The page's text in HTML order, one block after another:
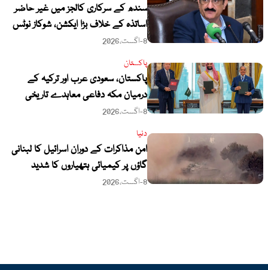
سندھ کے سرکاری کالجز میں غیر حاضر
اساتذہ کے خلاف بڑا ایکشن، شوکاز نوٹس
جاری کرنے کا فیصلہ
8-اگست،2026
پاکستان
پاکستان، سعودی عرب اور ترکیہ کے
درمیان مکہ دفاعی معاہدے تاریخی
سنگ میل قرار، خصوصی نغمہ جاری
8-اگست،2026
دنیا
امن مذاکرات کے دوران اسرائیل کا لبنانی
گاؤں پر کیمیائی ہتھیاروں کا شدید
استعمال
8-اگست،2026